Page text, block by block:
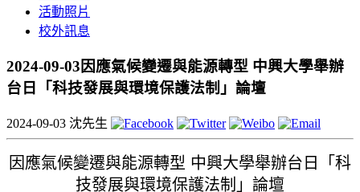
活動照片
校外訊息
2024-09-03因應氣候變遷與能源轉型 中興大學舉辦
台日「科技發展與環境保護法制」論壇
2024-09-03 沈先生
因應氣候變遷與能源轉型 中興大學舉辦台日「科
技發展與環境保護法制」論壇